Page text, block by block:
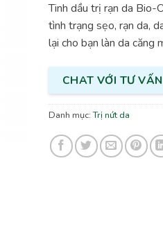
Tinh dầu trị rạn da Bio-
tình trạng sẹo, rạn da,
lại cho bạn làn da căng
CHAT VỚI TƯ
Danh mục:Trị nứt da